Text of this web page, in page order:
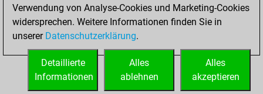
Türme auf der siebten
2
STARTSEITE
Verwendung von Analyse-Cookies und Marketing-Cookies
widersprechen. Weitere Informationen finden Sie in
unserer Datenschutzerklärung.
Alles
akzeptieren
Alles
ablehnen
Detaillierte
Informationen